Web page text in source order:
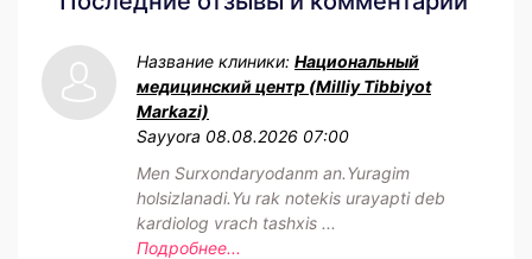
Название клиники: Национальный
медицинский центр (Milliy Tibbiyot
Markazi)
Sayyora 08.08.2026 07:00
Men Surxondaryodanm an.Yuragim
holsizlanadi.Yu rak notekis urayapti deb
kardiolog vrach tashxis ...
Подробнее...